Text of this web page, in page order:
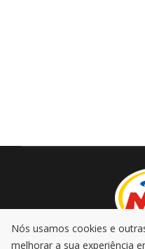
Nós usamos cookies e
melhorar a sua experiência